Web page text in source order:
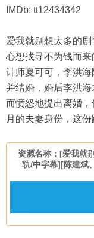
IMDb: tt12434342
爱我就别想太多的
心想找寻不为钱而
计师夏可可，李洪
并结婚，婚后李洪
而愤怒地提出离婚
月的夫妻身份，这
资源名称：[爱我就
轨/中字幕][陈建斌